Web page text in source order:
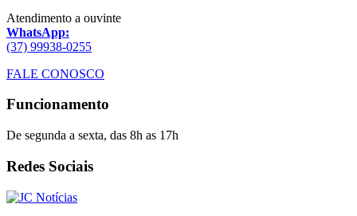
Atendimento a ouvinte
WhatsApp:
(37) 99938-0255
FALE CONOSCO
Funcionamento
De segunda a sexta, das 8h as 17h
Redes Sociais